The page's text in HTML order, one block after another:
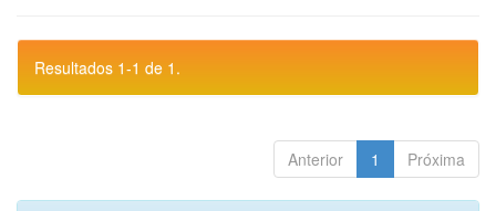
Resultados 1-1 de 1.
Anterior 1 Próxima